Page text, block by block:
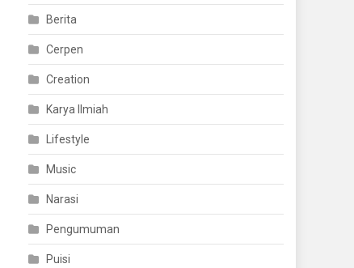
Berita
Cerpen
Creation
Karya Ilmiah
Lifestyle
Music
Narasi
Pengumuman
Puisi